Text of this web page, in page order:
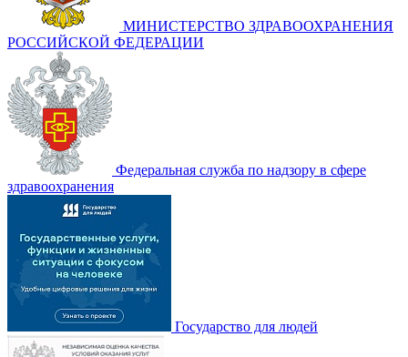
МИНИСТЕРСТВО ЗДРАВООХРАНЕНИЯ
РОССИЙСКОЙ ФЕДЕРАЦИИ
Федеральная служба по надзору в сфере
здравоохранения
Государство для людей